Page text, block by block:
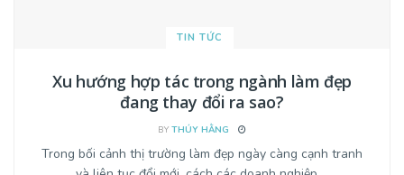
TIN TỨC
Xu hướng hợp tác trong ngành làm đẹp
đang thay đổi ra sao?
BY THÚY HẰNG
Trong bối cảnh thị trường làm đẹp ngày càng cạnh tranh